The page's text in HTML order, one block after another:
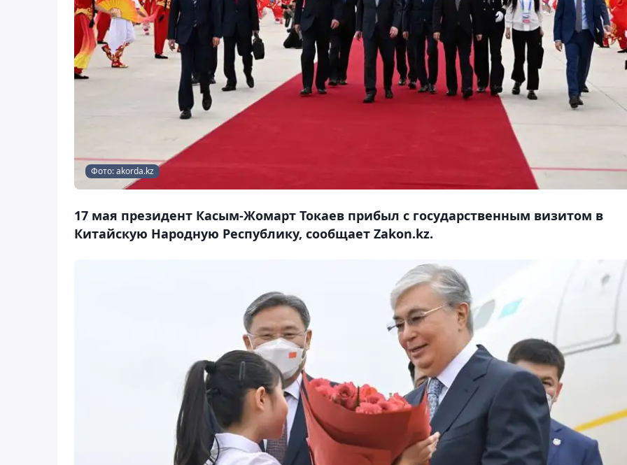
Фото: akorda.kz
17 мая президент Касым-Жомарт Токаев прибыл с государственным визитом в
Китайскую Народную Республику, сообщает Zakon.kz.